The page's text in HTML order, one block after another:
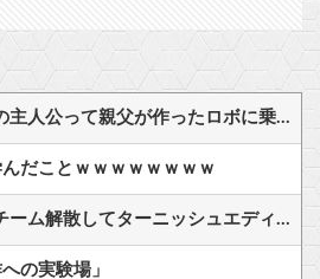
なんでロボットアニメの主人公って親父が作ったロボに乗ることが多いの？
だことｗｗｗｗｗｗｗｗ
フロム「ナイトレインチーム解散してターニッシュエディション完成させました」←これｗｗｗｗ
の実験場」